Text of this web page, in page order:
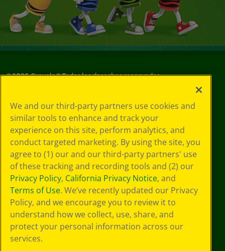
©2026Crayola® Todos los derechos reservados.
de privacidad
Política de
privacidad
Términos de SMS
GDPR
Aviso de
privacidad de CA
Cookie
Preferences
Condiciones de
uso
Accesibilidad web
Mapa del sitio
We and our third-party partners use cookies and
similar tools to enhance and track your
experience on this site, perform analytics, and
conduct targeted marketing. By using the site, you
agree to (1) our and our third-party partners' use
of these tracking and recording tools and (2) our
Privacy Policy, California Privacy Notice, and
Terms of Use. We’ve recently updated our Privacy
Policy, and we encourage you to review it to
understand how we collect, use, share, and
protect your personal information across our
services.